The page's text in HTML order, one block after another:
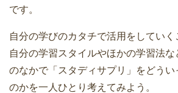
です。
自分の学びのカタチで活用をしていく
自分の学習スタイルやほかの学習法
のなかで「スタディサプリ」をどうい
のかを一人ひとり考えてみよう。